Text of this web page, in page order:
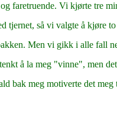
faretruende. Vi kjørte tre
tjernet, så vi valgte å kjøre
Men vi gikk i alle fall
å la meg "vinne", men
bak meg motiverte det